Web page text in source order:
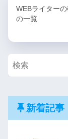
WEBライター
の一覧
新着記事